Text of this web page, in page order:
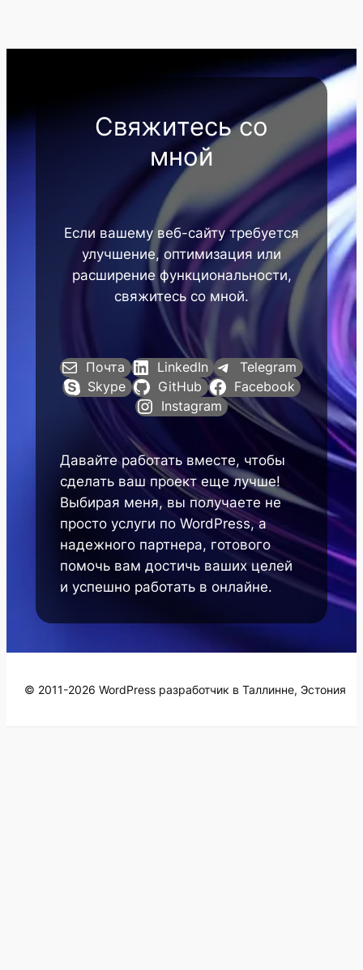
Свяжитесь со
мной
Если вашему веб-сайту требуется
улучшение, оптимизация или
расширение функциональности,
свяжитесь со мной.
Почта LinkedIn
Telegram
Skype
GitHub
Facebook
Instagram
Давайте работать вместе, чтобы
сделать ваш проект еще лучше!
Выбирая меня, вы получаете не
просто услуги по WordPress, а
надежного партнера, готового
помочь вам достичь ваших целей
и успешно работать в онлайне.
© 2011-2026 WordPress разработчик в Таллинне, Эстония